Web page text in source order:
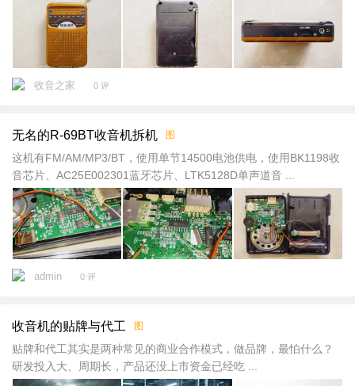
收音之家 0 评
无名的R-69BT收音机拆机 图
这机有FM/AM/MP3/BT，使用单节14500电池供电，使用BK1198收
音芯片、AC25E002301蓝牙芯片、LTK5128D单声道音 ...
admin 0 评
收音机的贴牌与代工 图
贴牌和代工其实是两种常见的商业合作模式，做品牌，最怕什么？
研发投入大、周期长，产品还没上市资金已经吃 ...